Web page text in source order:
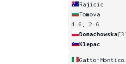
Rajicic
Tomova
4-6, 2-6
Domachowska
Klepac